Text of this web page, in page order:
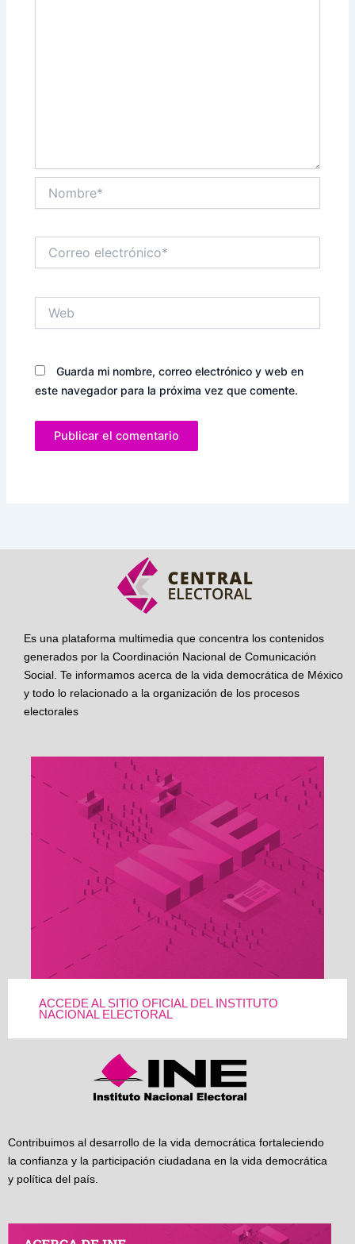
electrónico*
Guarda mi nombre, correo electrónico y web en
este navegador para la próxima vez que comente.
Es una plataforma multimedia que concentra los contenidos
generados por la Coordinación Nacional de Comunicación
Social. Te informamos acerca de la vida democrática de México
y todo lo relacionado a la organización de los procesos
electorales
ACCEDE AL SITIO OFICIAL DEL INSTITUTO
NACIONAL ELECTORAL
Contribuimos al desarrollo de la vida democrática fortaleciendo
la confianza y la participación ciudadana en la vida democrática
y política del país.